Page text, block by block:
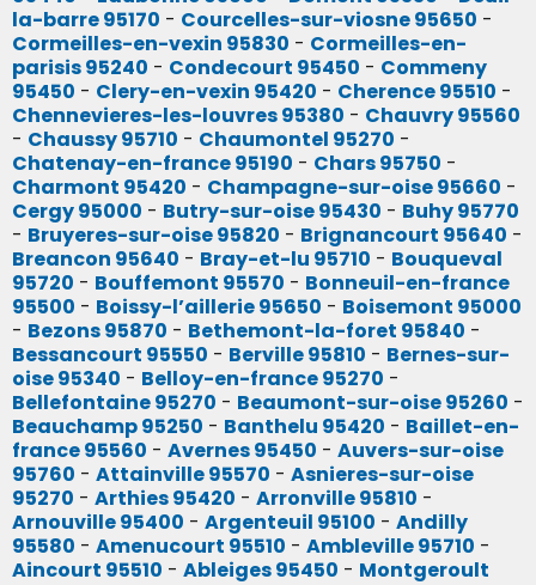
la-barre 95170 - Courcelles-sur-viosne 95650 -
Cormeilles-en-vexin 95830 - Cormeilles-en-
parisis 95240 - Condecourt 95450 - Commeny
95450 - Clery-en-vexin 95420 - Cherence 95510 -
Chennevieres-les-louvres 95380 - Chauvry 95560
- Chaussy 95710 - Chaumontel 95270 -
Chatenay-en-france 95190 - Chars 95750 -
Charmont 95420 - Champagne-sur-oise 95660 -
Cergy 95000 - Butry-sur-oise 95430 - Buhy 95770
- Bruyeres-sur-oise 95820 - Brignancourt 95640 -
Breancon 95640 - Bray-et-lu 95710 - Bouqueval
95720 - Bouffemont 95570 - Bonneuil-en-france
95500 - Boissy-l’aillerie 95650 - Boisemont 95000
- Bezons 95870 - Bethemont-la-foret 95840 -
Bessancourt 95550 - Berville 95810 - Bernes-sur-
oise 95340 - Belloy-en-france 95270 -
Bellefontaine 95270 - Beaumont-sur-oise 95260 -
Beauchamp 95250 - Banthelu 95420 - Baillet-en-
france 95560 - Avernes 95450 - Auvers-sur-oise
95760 - Attainville 95570 - Asnieres-sur-oise
95270 - Arthies 95420 - Arronville 95810 -
Arnouville 95400 - Argenteuil 95100 - Andilly
95580 - Amenucourt 95510 - Ambleville 95710 -
Aincourt 95510 - Ableiges 95450 - Montgeroult